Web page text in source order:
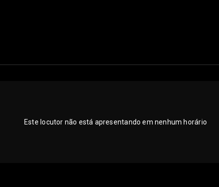
Este locutor não está apresentando em nenhum horário